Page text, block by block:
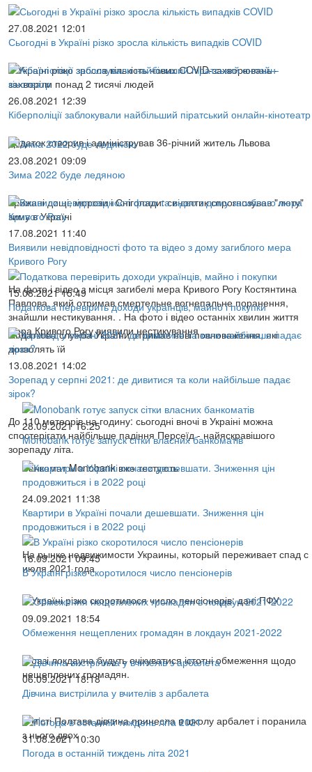
27.08.2021 12:01
Сьогодні в Україні різко зросла кількість випадків СOVID
В Україні різко зросла кількість нових СOVID-захворювань -
захворіли понад 2 тисячі людей
26.08.2021 12:39
Кіберполіції заблокували найбільший піратський онлайн-кінотеатр
Додаток створив і адміністрував 36-річний житель Львова
23.08.2021 09:09
Зима 2022 буде ледяною
Крижані дощі, морози і Снігопади: синоптик спрогнозував "люту"
зиму в Україні
17.08.2021 11:40
Виявили невідповідності фото та відео з дому загиблого мера
Кривого Рогу
На фото і відео з місця загибелі мера Кривого Рогу Костянтина
Павлова, який отримав смертельне вогнепальне поранення,
знайшли нестикування. . На фото і відео останніх хвилин життя
мера Кривого Рогу виявили нестикування
15.08.2021 15:49
Податкова перевірить доходи українців, майно і покупки
Податкова служба України отримає нові повноваження, які
дозволять їй
13.08.2021 14:02
Зорепад у серпні 2021: де дивитися та коли найбільше падає
зірок?
До 110 метеорів на годину: сьогодні вночі в Украіні можна
спостерігати найбільше падіння Персеїд - найяскравішого
зорепаду літа.
28.09.2021 16:25
Monobank готує запуск сітки власних банкоматів
Банкомат Monobank вже тестують
24.09.2021 11:38
Квартири в Україні почали дешевшати. Зниження цін
продовжиться і в 2022 році
На рынке недвижимости Украины, который переживает спад с
июля 2021 года
16.09.2021 09:45
В Україні різко скоротилося число пенсіонерів
В Україні різко скоротилося число пенсіонерів: дані ПФУ
09.09.2021 18:54
Обмеження нещеплених громадян в локдаун 2021-2022
У разі локдауна будуть очікуватися істотні обмеження щодо
нещеплених громадян.
06.09.2021 18:18
Дівчина вистрілила у вчителів з арбалета
В місті Полтава дівчина принесла в школу арбалет і поранила
з нього двох
31.08.2021 10:30
Погода в останній тиждень літа 2021